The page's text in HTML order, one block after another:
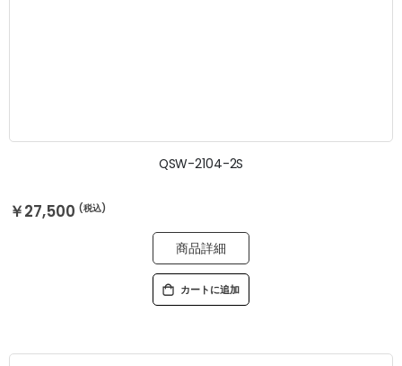
QSW-2104-2S
￥27,500
商品詳細
カートに追加